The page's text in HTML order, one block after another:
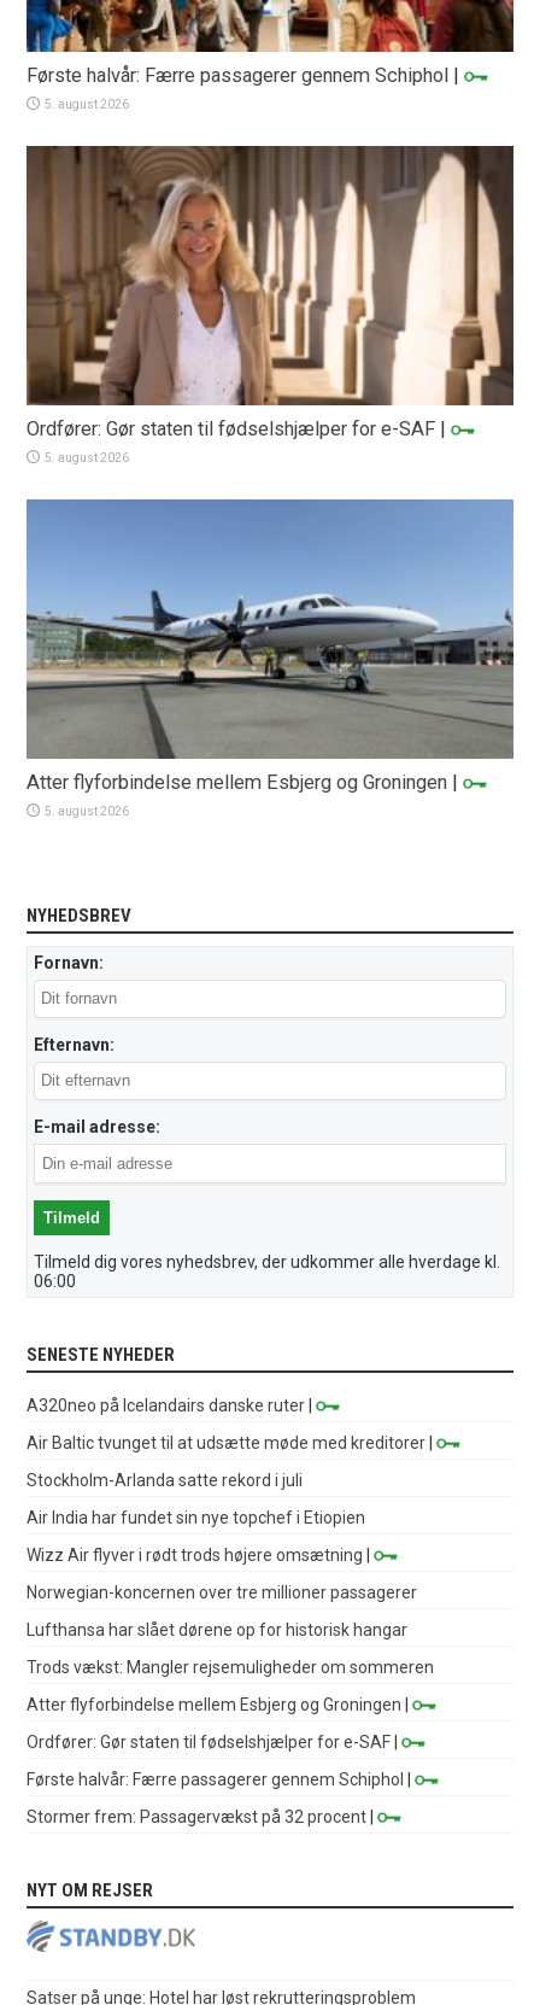
Første halvår: Færre passagerer gennem Schiphol |
5. august 2026
Ordfører: Gør staten til fødselshjælper for e-SAF |
5. august 2026
Atter flyforbindelse mellem Esbjerg og Groningen |
5. august 2026
NYHEDSBREV
Fornavn:
Efternavn:
E-mail adresse:
Tilmeld dig vores nyhedsbrev, der udkommer alle hverdage kl.
06:00
SENESTE NYHEDER
A320neo på Icelandairs danske ruter |
Air Baltic tvunget til at udsætte møde med kreditorer |
Stockholm-Arlanda satte rekord i juli
Air India har fundet sin nye topchef i Etiopien
Wizz Air flyver i rødt trods højere omsætning |
Norwegian-koncernen over tre millioner passagerer
Lufthansa har slået dørene op for historisk hangar
Trods vækst: Mangler rejsemuligheder om sommeren
Atter flyforbindelse mellem Esbjerg og Groningen |
Ordfører: Gør staten til fødselshjælper for e-SAF |
Første halvår: Færre passagerer gennem Schiphol
|
Stormer frem: Passagervækst på 32 procent |
NYT OM REJSER
Satser på unge: Hotel har løst rekrutteringsproblem